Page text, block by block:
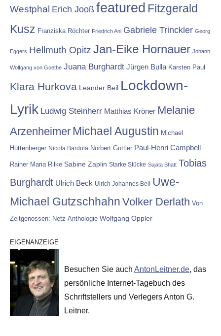
Westphal Erich Jooß featured Fitzgerald
Kusz Franziska Röchter Friedrich Ani Gabriele Trinckler Georg
Eggers Hellmuth Opitz Jan-Eike Hornauer Johann
Wolfgang von Goethe Juana Burghardt Jürgen Bulla Karsten Paul
Klara Hurkova Leander Beil Lockdown-
Lyrik Ludwig Steinherr Matthias Kröner Melanie
Arzenheimer Michael Augustin Michael
Hüttenberger Nicola Bardola Norbert Göttler Paul-Henri Campbell
Rainer Maria Rilke Sabine Zaplin Starke Stücke Sujata Bhatt Tobias
Burghardt Ulrich Beck Ulrich Johannes Beil Uwe-
Michael Gutzschhahn Volker Derlath Von
Zeitgenossen: Netz-Anthologie Wolfgang Oppler
EIGENANZEIGE
Besuchen Sie auch AntonLeitner.de, das
persönliche Internet-Tagebuch des
Schriftstellers und Verlegers Anton G.
Leitner.